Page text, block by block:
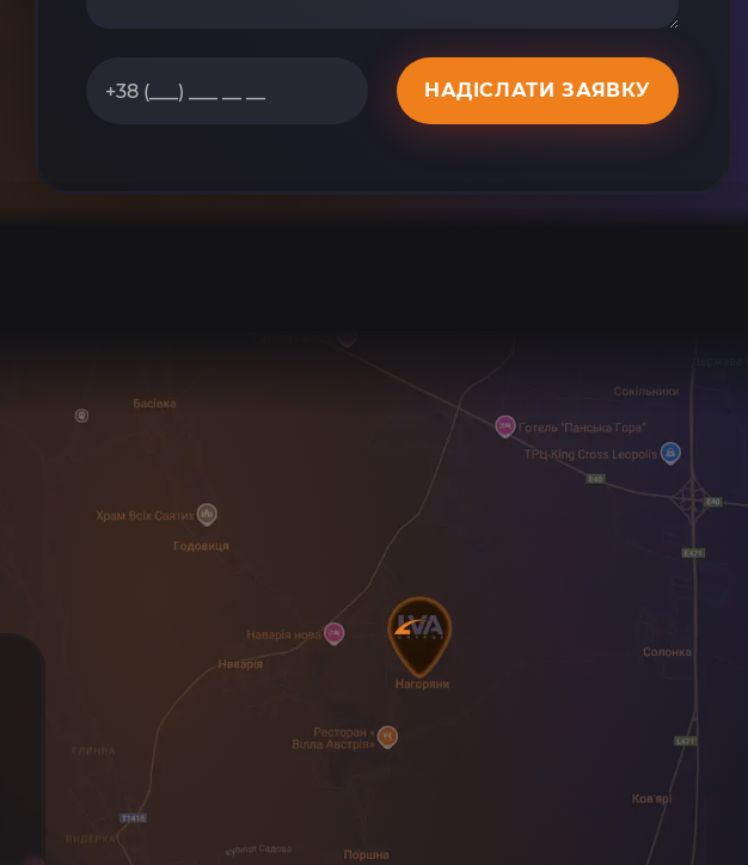
НАДІСЛАТИ ЗАЯВКУ